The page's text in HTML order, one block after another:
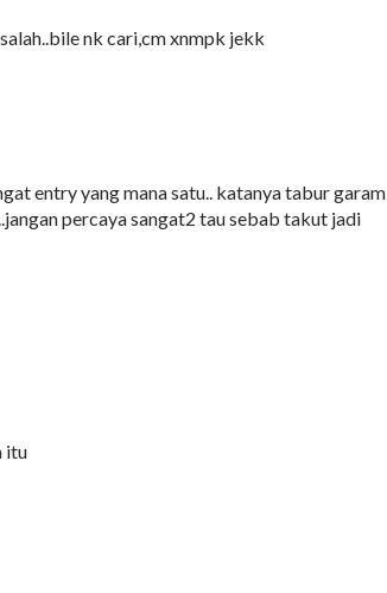
nk cari,cm xnmpk jekk
entry yang mana satu.. katanya tabur garam
percaya sangat2 tau sebab takut jadi
itu